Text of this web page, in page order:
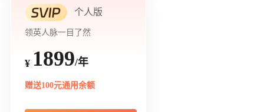
个人版
领英人脉一目了然
¥ 1899/年
赠送100元通用余额